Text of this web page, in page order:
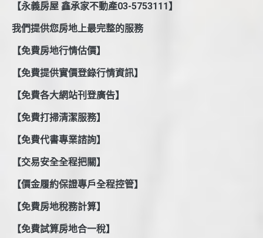
【永義房屋 鑫承家不動產03-5753111】
我們提供您房地上最完整的服務
【免費房地行情估價】
【免費提供實價登錄行情資訊】
【免費各大網站刊登廣告】
【免費打掃清潔服務】
【免費代書專業諮詢】
【交易安全全程把關】
【價金履約保證專戶全程控管】
【免費房地稅務計算】
【免費試算房地合一稅】